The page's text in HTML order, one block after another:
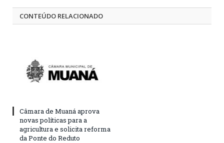
CONTEÚDO RELACIONADO
Câmara de Muaná aprova
novas políticas para a
agricultura e solicita reforma
da Ponte do Reduto